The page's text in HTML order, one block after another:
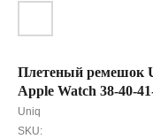
Плетеный ремешок
Apple Watch 38-40-
Uniq
SKU: